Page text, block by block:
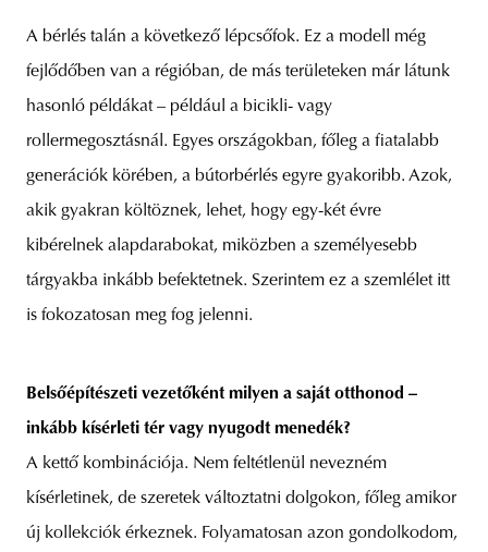
A bérlés talán a következő lépcsőfok. Ez a modell még
fejlődőben van a régióban, de más területeken már látunk
hasonló példákat – például a bicikli- vagy
rollermegosztásnál. Egyes országokban, főleg a fiatalabb
generációk körében, a bútorbérlés egyre gyakoribb. Azok,
akik gyakran költöznek, lehet, hogy egy-két évre
kibérelnek alapdarabokat, miközben a személyesebb
tárgyakba inkább befektetnek. Szerintem ez a szemlélet itt
is fokozatosan meg fog jelenni.
Belsőépítészeti vezetőként milyen a saját otthonod –
inkább kísérleti tér vagy nyugodt menedék?
A kettő kombinációja. Nem feltétlenül nevezném
kísérletinek, de szeretek változtatni dolgokon, főleg amikor
új kollekciók érkeznek. Folyamatosan azon gondolkodom,